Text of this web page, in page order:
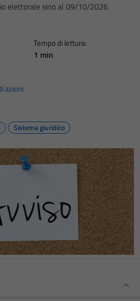
elettorale sino al 09/10/2026
Tempo di lettura:
1 min
azioni
Sistema giuridico